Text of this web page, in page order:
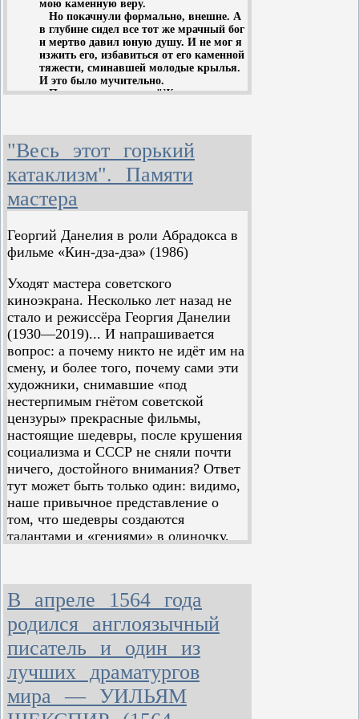
мою каменную веру.
Но покачнули формально, внешне. А
в глубине сидел все тот же мрачный бог
и мертво давил юную душу. И не мог я
изжить его, избавиться от его каменной
тяжести, сминавшей молодые крылья.
И это было мучительно.
Попалась мне книга "Жизнь
радостно почувствовал, как мрачно
покачнулся и вывалился из души
каменный истукан божества.
Но ведь в книге ни слова о боге. Там
гениально рассказана с изумительной
ясностью внутренняя физиологическая
жизнь растения.
и моей жизни: и моя жизнь, мои
помыслы, поступки, порывы зависят
от взаимодействия клеточек, так же,
его тянуться вверх, а не вкось!
Да ведь я сам из таких клеточек. И
каменный бог рухнул.
И вот через много, много лет я
встретил в Ильинском санатории
дотоле незнакомого мне автора этой
чудесной книги. Это -- профессор К. А.
Тимирязев.
У него европейское научное имя. Еще
Дарвин указывал на него как на
выдающегося молодого русского
ученого.
Редкое и драгоценное сочетание:
глубокий ученый, он в то же время
удивительный популяризатор. Он
сумел научные положения рассказать
широкой публике удивительно простым
и ясным русским языком, совершенно
не подлаживаясь к читателю, а
подымая его до себя.
Тимирязев -- глубокий материалист;
малейше отдает мистицизмом.
"Весь этот горький
катаклизм". Памяти
мастера
Георгий Данелия в роли Абрадокса в
фильме «Кин-дза-дза» (1986)
Уходят мастера советского
киноэкрана. Несколько лет назад не
стало и режиссёра Георгия Данелии
(1930—2019)... И напрашивается
вопрос: а почему никто не идёт им на
смену, и более того, почему сами эти
художники, снимавшие «под
нестерпимым гнётом советской
цензуры» прекрасные фильмы,
настоящие шедевры, после крушения
социализма и СССР не сняли почти
ничего, достойного внимания? Ответ
тут может быть только один: видимо,
наше привычное представление о
том, что шедевры создаются
талантами и «гениями» в одиночку,
рождения выдающихся произведений
нужно и определённое состояние
общества, которое самому лучшему
мастеру требуется как материал для
его творчества. Если такого материала
нет, или он гнилой, неподходящий —
никакой самый блестящий мастер,
будь он хоть семи пядей во лбу,
В апреле 1564 года
родился англоязычный
писатель и один из
лучших драматургов
мира — УИЛЬЯМ